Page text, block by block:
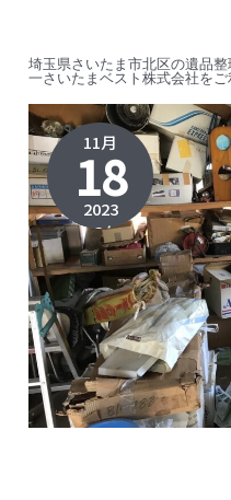
埼玉県さいたま市北区の遺品
一さいたまベスト株式会社を
11月
18
2023
2023年
12月6日